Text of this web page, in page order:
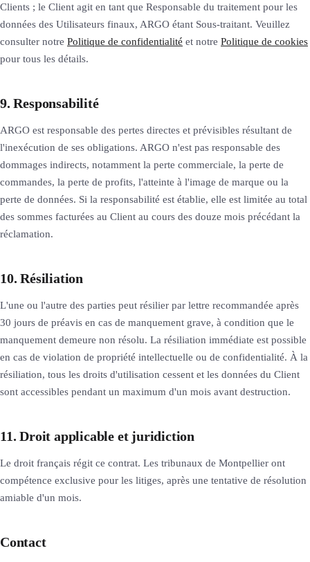
Clients ; le Client agit en tant que Responsable du traitement pour les
données des Utilisateurs finaux, ARGO étant Sous-traitant. Veuillez
consulter notre Politique de confidentialité et notre Politique de cookies
pour tous les détails.
9. Responsabilité
ARGO est responsable des pertes directes et prévisibles résultant de
l'inexécution de ses obligations. ARGO n'est pas responsable des
dommages indirects, notamment la perte commerciale, la perte de
commandes, la perte de profits, l'atteinte à l'image de marque ou la
perte de données. Si la responsabilité est établie, elle est limitée au total
des sommes facturées au Client au cours des douze mois précédant la
réclamation.
10. Résiliation
L'une ou l'autre des parties peut résilier par lettre recommandée après
30 jours de préavis en cas de manquement grave, à condition que le
manquement demeure non résolu. La résiliation immédiate est possible
en cas de violation de propriété intellectuelle ou de confidentialité. À la
résiliation, tous les droits d'utilisation cessent et les données du Client
sont accessibles pendant un maximum d'un mois avant destruction.
11. Droit applicable et juridiction
Le droit français régit ce contrat. Les tribunaux de Montpellier ont
compétence exclusive pour les litiges, après une tentative de résolution
amiable d'un mois.
Contact